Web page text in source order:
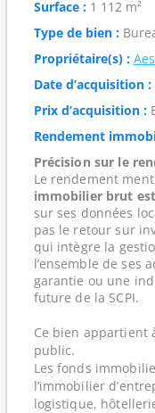
Surface :1 112 m²
Type de bien :
Propriétaire(s) :
Date d’acquisition :
Prix d’acquisition :
Rendement
Précision sur le
Le rendement
immobilier brut
sur ses données
pas le retour sur
qui intègre la
l’ensemble de ses
garantie ou une
future de la SCPI.
Ce bien appartient
public.
Les fonds
l’immobilier
logistique,